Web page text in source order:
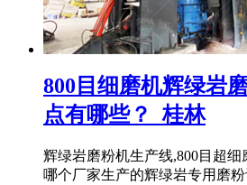
800目细磨机辉绿岩
点有哪些？_桂林
辉绿岩磨粉机生产线,800目超细
哪个厂家生产的辉绿岩专用磨